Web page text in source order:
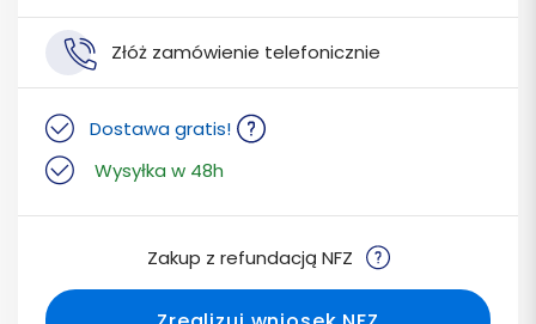
Złóż zamówienie telefonicznie
Dostawa gratis!
Wysyłka w 48h
Zakup z refundacją NFZ